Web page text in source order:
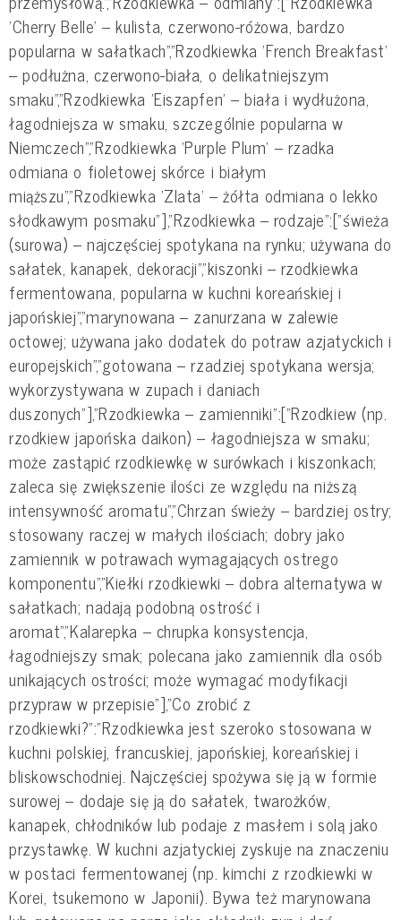
'Cherry Belle' – kulista, czerwono-różowa, bardzo
popularna w sałatkach","Rzodkiewka 'French Breakfast'
– podłużna, czerwono-biała, o delikatniejszym
smaku","Rzodkiewka 'Eiszapfen' – biała i wydłużona,
łagodniejsza w smaku, szczególnie popularna w
Niemczech","Rzodkiewka 'Purple Plum' – rzadka
odmiana o fioletowej skórce i białym
miąższu","Rzodkiewka 'Zlata' – żółta odmiana o lekko
słodkawym posmaku"],"Rzodkiewka – rodzaje":["świeża
(surowa) – najczęściej spotykana na rynku; używana do
sałatek, kanapek, dekoracji","kiszonki – rzodkiewka
fermentowana, popularna w kuchni koreańskiej i
japońskiej","marynowana – zanurzana w zalewie
octowej; używana jako dodatek do potraw azjatyckich i
europejskich","gotowana – rzadziej spotykana wersja;
wykorzystywana w zupach i daniach
duszonych"],"Rzodkiewka – zamienniki":["Rzodkiew (np.
rzodkiew japońska daikon) – łagodniejsza w smaku;
może zastąpić rzodkiewkę w surówkach i kiszonkach;
zaleca się zwiększenie ilości ze względu na niższą
intensywność aromatu","Chrzan świeży – bardziej ostry;
stosowany raczej w małych ilościach; dobry jako
zamiennik w potrawach wymagających ostrego
komponentu","Kiełki rzodkiewki – dobra alternatywa w
sałatkach; nadają podobną ostrość i
aromat","Kalarepka – chrupka konsystencja,
łagodniejszy smak; polecana jako zamiennik dla osób
unikających ostrości; może wymagać modyfikacji
przypraw w przepisie"],"Co zrobić z
rzodkiewki?":"Rzodkiewka jest szeroko stosowana w
kuchni polskiej, francuskiej, japońskiej, koreańskiej i
bliskowschodniej. Najczęściej spożywa się ją w formie
surowej – dodaje się ją do sałatek, twarożków,
kanapek, chłodników lub podaje z masłem i solą jako
przystawkę. W kuchni azjatyckiej zyskuje na znaczeniu
w postaci fermentowanej (np. kimchi z rzodkiewki w
Korei, tsukemono w Japonii). Bywa też marynowana